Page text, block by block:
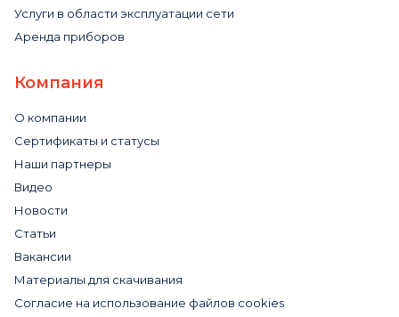
Услуги в области эксплуатации сети
Аренда приборов
Компания
О компании
Сертификаты и статусы
Наши партнеры
Видео
Новости
Статьи
Вакансии
Материалы для скачивания
Cогласие на использование файлов cookies